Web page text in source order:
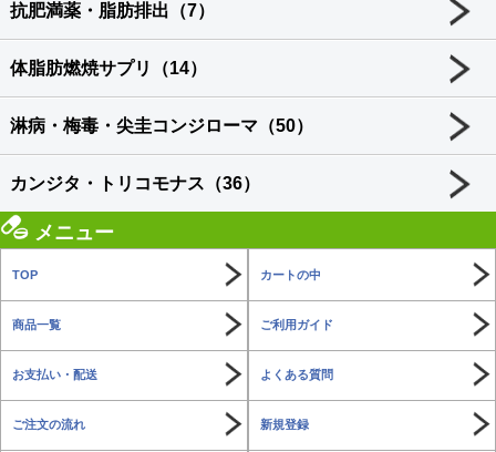
抗肥満薬・脂肪排出（7）
体脂肪燃焼サプリ（14）
淋病・梅毒・尖圭コンジローマ（50）
カンジタ・トリコモナス（36）
メニュー
TOP カートの中
商品一覧 ご利用ガイド
お支払い・配送 よくある質問
ご注文の流れ 新規登録